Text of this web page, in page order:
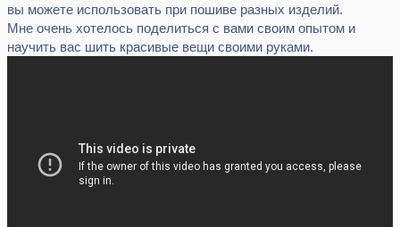
вы можете использовать при пошиве разных изделий.
Мне очень хотелось поделиться с вами своим опытом и
научить вас шить красивые вещи своими руками.